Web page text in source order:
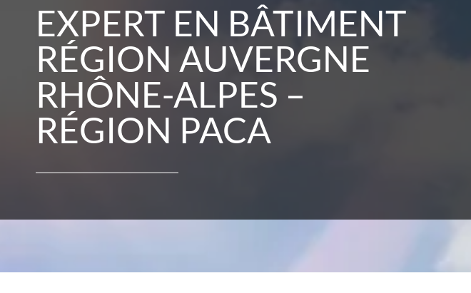
EXPERT EN BÂTIMENT
RÉGION AUVERGNE
RHÔNE-ALPES –
RÉGION PACA